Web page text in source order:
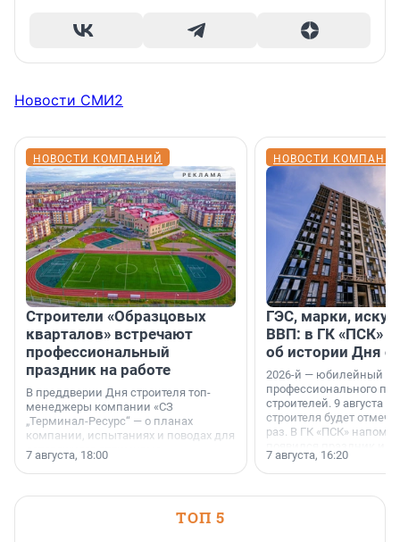
Новости СМИ2
НОВОСТИ КОМПАНИЙ
Строители «Образцовых
кварталов» встречают
профессиональный
праздник на работе
В преддверии Дня строителя топ-
менеджеры компании «СЗ
„Терминал-Ресурс“ — о планах
компании, испытаниях и поводах для
осторожного оптимизма.
7 августа, 18:00
НОВОСТИ
ГЭС, марки,
ВВП: в ГК «ПСК»
об истории Дня
2026-й — юбилейный
профессионального
строителей. 9 августа
строителя будет
раз. В ГК «ПСК»
поменялась роль
7 августа, 16:20
ТОП 5